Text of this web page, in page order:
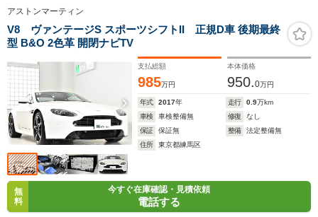
アストンマーティン
V8 ヴァンテージS スポーツシフトII 正規D車 後期最終
型 B&O 2色革 開閉ナビTV
支払総額
985万円
本体価格
950.0万円
年式 2017年 走行 0.9万km
車検
車検整備無 修復
なし
保証
保証無 整備
法定整備無
住所
東京都練馬区
無
料
今すぐ在庫確認・見積依頼
電話する